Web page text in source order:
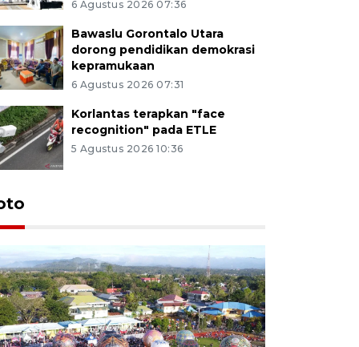
6 Agustus 2026 07:36
Bawaslu Gorontalo Utara
dorong pendidikan demokrasi
kepramukaan
6 Agustus 2026 07:31
Korlantas terapkan "face
recognition" pada ETLE
5 Agustus 2026 10:36